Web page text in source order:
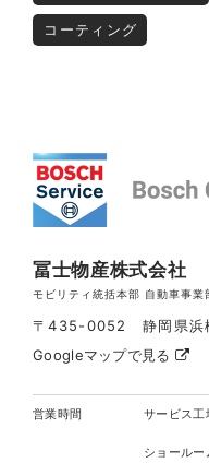
コーティング
冨士物産株式会社
モビリティ統括本部 自動車事業
〒435-0052 静岡県浜
Googleマップで見る
営業時間 サービス工
ショールー